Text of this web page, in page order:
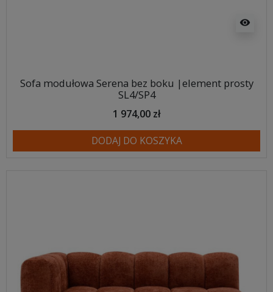
visibility
Sofa modułowa Serena bez boku |element prosty
SL4/SP4
1 974,00 zł
DODAJ DO KOSZYKA